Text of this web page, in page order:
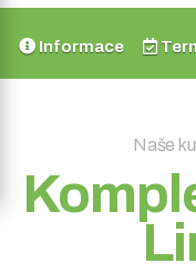
Informace
Naše